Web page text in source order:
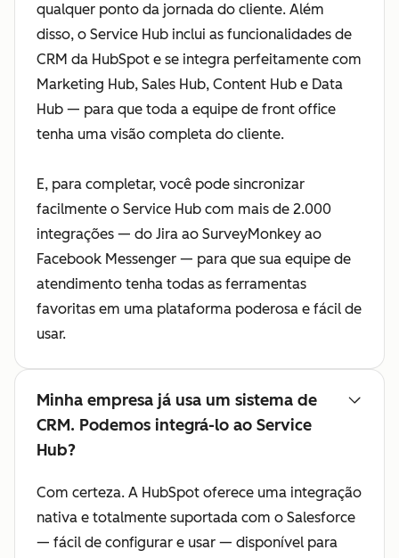
qualquer ponto da jornada do cliente. Além
disso, o Service Hub inclui as funcionalidades de
CRM da HubSpot e se integra perfeitamente com
Marketing Hub, Sales Hub, Content Hub e Data
Hub — para que toda a equipe de front office
tenha uma visão completa do cliente.
E, para completar, você pode sincronizar
facilmente o Service Hub com mais de 2.000
integrações — do Jira ao SurveyMonkey ao
Facebook Messenger — para que sua equipe de
atendimento tenha todas as ferramentas
favoritas em uma plataforma poderosa e fácil de
usar.
Minha empresa já usa um sistema de
CRM. Podemos integrá-lo ao Service
Hub?
Com certeza. A HubSpot oferece uma integração
nativa e totalmente suportada com o Salesforce
— fácil de configurar e usar — disponível para